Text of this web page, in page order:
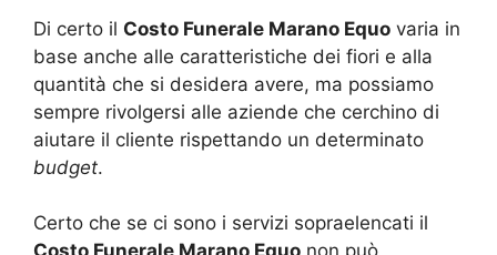
Di certo il Costo Funerale Marano Equo varia in
base anche alle caratteristiche dei fiori e alla
quantità che si desidera avere, ma possiamo
sempre rivolgersi alle aziende che cerchino di
aiutare il cliente rispettando un determinato
budget.
Certo che se ci sono i servizi sopraelencati il
Costo Funerale Marano Equo non può